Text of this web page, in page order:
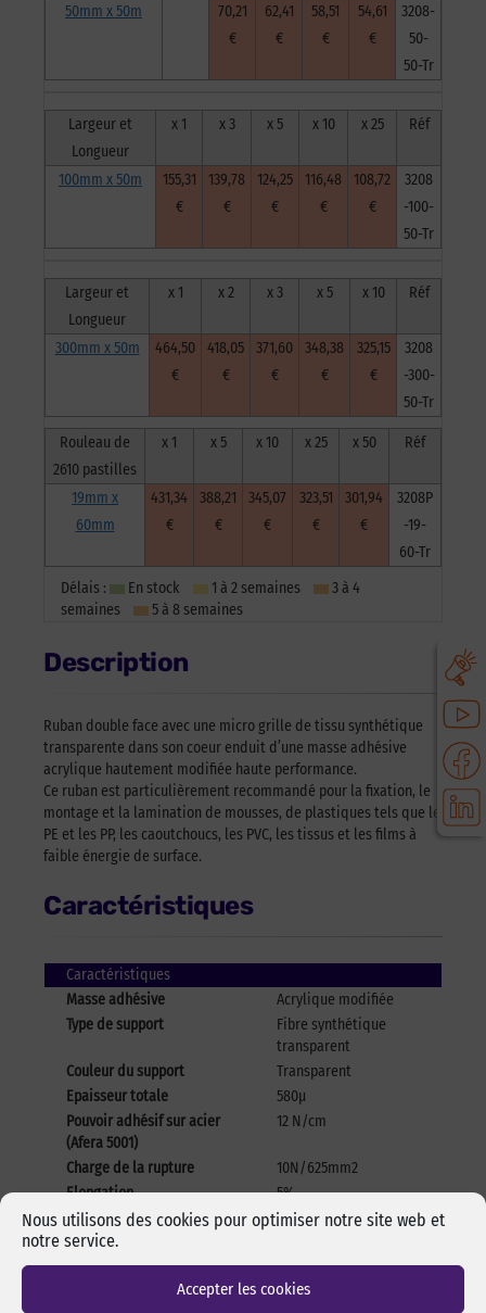
Nous utilisons des cookies pour optimiser notre site web et
notre service.
Accepter les cookies
50mm x 50m
70,21
€
62,41
€
58,51
€
54,61
€
3208-
50-
50-Tr
Largeur et
Longueur
x 1 x 3 x 5 x 10 x 25 Réf
100mm x 50m
155,31
€
139,78
€
124,25
€
116,48
€
108,72
€
3208
-100-
50-Tr
Largeur et
Longueur
x 1 x 2 x 3 x 5 x 10 Réf
300mm x 50m
464,50
€
418,05
€
371,60
€
348,38
€
325,15
€
3208
-300-
50-Tr
Rouleau de
2610 pastilles
x 1 x 5 x 10 x 25 x 50 Réf
19mm x
60mm
431,34
€
388,21
€
345,07
€
323,51
€
301,94
€
3208P
-19-
60-Tr
Délais :
En stock 1 à 2 semaines
3 à 4
semaines
5 à 8 semaines
Description
Ruban double face avec une micro grille de tissu synthétique
transparente dans son coeur enduit d’une masse adhésive
acrylique hautement modifiée haute performance.
Ce ruban est particulièrement recommandé pour la fixation, le
montage et la lamination de mousses, de plastiques tels que le
PE et les PP, les caoutchoucs, les PVC, les tissus et les films à
faible énergie de surface.
Caractéristiques
Caractéristiques
Masse adhésive
Acrylique modifiée
Type de support
Fibre synthétique
transparent
Couleur du support
Transparent
Epaisseur totale
580μ
Pouvoir adhésif sur acier
(Afera 5001)
12 N/cm
Charge de la rupture
10N/625mm2
Elongation
5%
Tenue en température
-40°C + 90 °C // 120°C